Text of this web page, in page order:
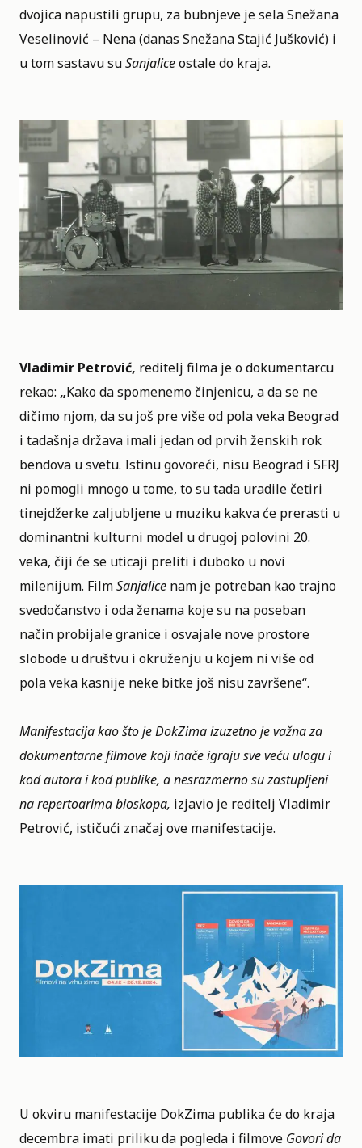
dvojica napustili grupu, za bubnjeve je sela Snežana
Veselinović – Nena (danas Snežana Stajić Jušković) i
u tom sastavu suSanjaliceostale do kraja.
Vladimir Petrović, reditelj filma je o dokumentarcu
rekao: „Kako da spomenemo činjenicu, a da se ne
dičimo njom, da su još pre više od pola veka Beograd
i tadašnja država imali jedan od prvih ženskih rok
bendova u svetu. Istinu govoreći, nisu Beograd i SFRJ
ni pomogli mnogo u tome, to su tada uradile četiri
tinejdžerke zaljubljene u muziku kakva će prerasti u
dominantni kulturni model u drugoj polovini 20.
veka, čiji će se uticaji preliti i duboko u novi
milenijum. FilmSanjalice nam je potreban kao trajno
svedočanstvo i oda ženama koje su na poseban
način probijale granice i osvajale nove prostore
slobode u društvu i okruženju u kojem ni više od
pola veka kasnije neke bitke još nisu završene“.
Manifestacija kao što je DokZima izuzetno je važna za
dokumentarne filmove koji inače igraju sve veću ulogu i
kod autora i kod publike, a nesrazmerno su zastupljeni
na repertoarima bioskopa, izjavio je reditelj Vladimir
Petrović, ističući značaj ove manifestacije.
U okviru manifestacije DokZima publika će do kraja
decembra imati priliku da pogleda i filmove Govori da